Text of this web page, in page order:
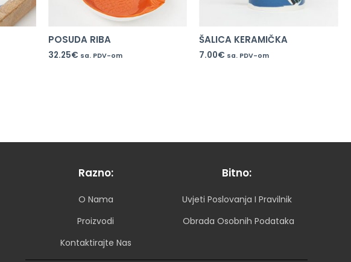
POSUDA RIBA
32.25€ sa. PDV-om
ŠALICA KERAMIČKA
7.00€ sa. PDV-om
Razno:
O Nama
Proizvodi
Kontaktirajte Nas
Bitno:
Uvjeti Poslovanja I Pravilnik
Obrada Osobnih Podataka